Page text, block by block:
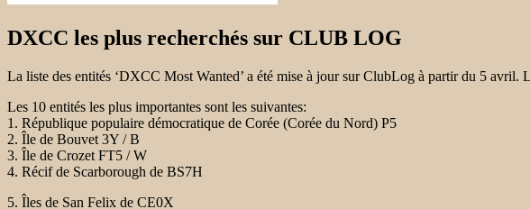
DXCC les plus recherchés sur CLUB LOG
La liste des entités ‘DXCC Most Wanted’ a été mise à jour sur ClubLog à partir du 5 avril.
Les 10 entités les plus importantes sont les suivantes:
1. République populaire démocratique de Corée (Corée du Nord) P5
2. Île de Bouvet 3Y / B
3. Île de Crozet FT5 / W
4. Récif de Scarborough de BS7H
5. Îles de San Felix de CE0X